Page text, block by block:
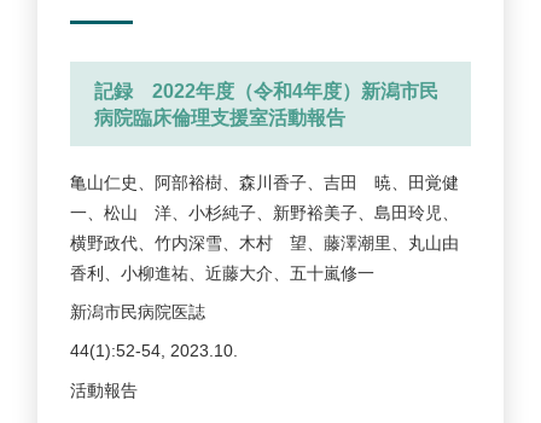
記録 2022年度（令和4年度）新潟市民
病院臨床倫理支援室活動報告
亀山仁史、阿部裕樹、森川香子、吉田 暁、田覚健
一、松山 洋、小杉純子、新野裕美子、島田玲児、
横野政代、竹内深雪、木村 望、藤澤潮里、丸山由
香利、小柳進祐、近藤大介、五十嵐修一
新潟市民病院医誌
44(1):52-54, 2023.10.
活動報告